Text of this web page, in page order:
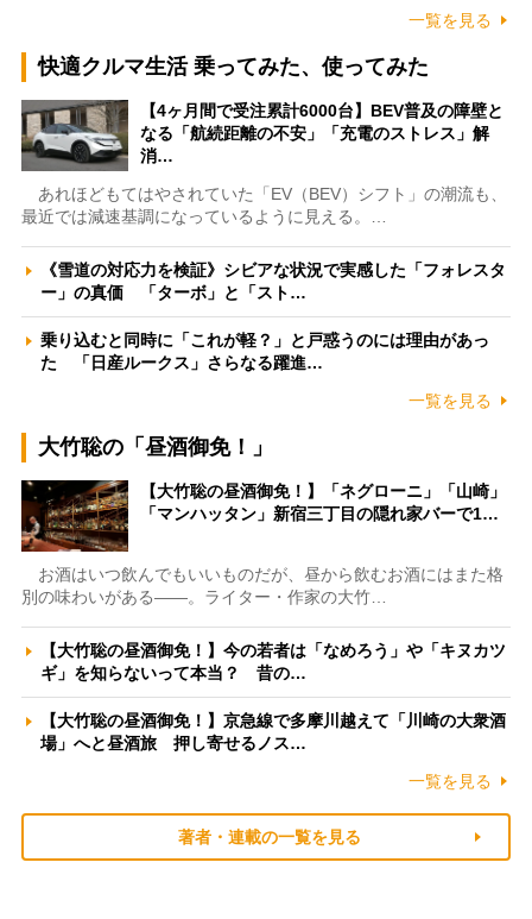
一覧を見る
快適クルマ生活 乗ってみた、使ってみた
【4ヶ月間で受注累計6000台】BEV普及の障壁と
なる「航続距離の不安」「充電のストレス」解
消…
あれほどもてはやされていた「EV（BEV）シフト」の潮流も、
最近では減速基調になっているように見える。…
《雪道の対応力を検証》シビアな状況で実感した「フォレスタ
ー」の真価 「ターボ」と「スト…
乗り込むと同時に「これが軽？」と戸惑うのには理由があっ
た 「日産ルークス」さらなる躍進…
一覧を見る
大竹聡の「昼酒御免！」
【大竹聡の昼酒御免！】「ネグローニ」「山崎」
「マンハッタン」新宿三丁目の隠れ家バーで1…
お酒はいつ飲んでもいいものだが、昼から飲むお酒にはまた格
別の味わいがある――。ライター・作家の大竹…
【大竹聡の昼酒御免！】今の若者は「なめろう」や「キヌカツ
ギ」を知らないって本当？ 昔の…
【大竹聡の昼酒御免！】京急線で多摩川越えて「川崎の大衆酒
場」へと昼酒旅 押し寄せるノス…
一覧を見る
著者・連載の一覧を見る